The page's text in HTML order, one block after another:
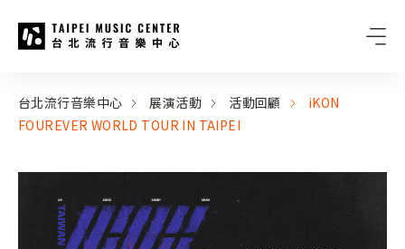
:::
台北流行音樂中心 展演活動 活動回顧
iKON
FOUREVER WORLD TOUR IN TAIPEI